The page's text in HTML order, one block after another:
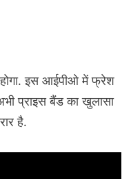
इस आईपीओ में फ्रेश
प्राइस बैंड का खुलासा
है.